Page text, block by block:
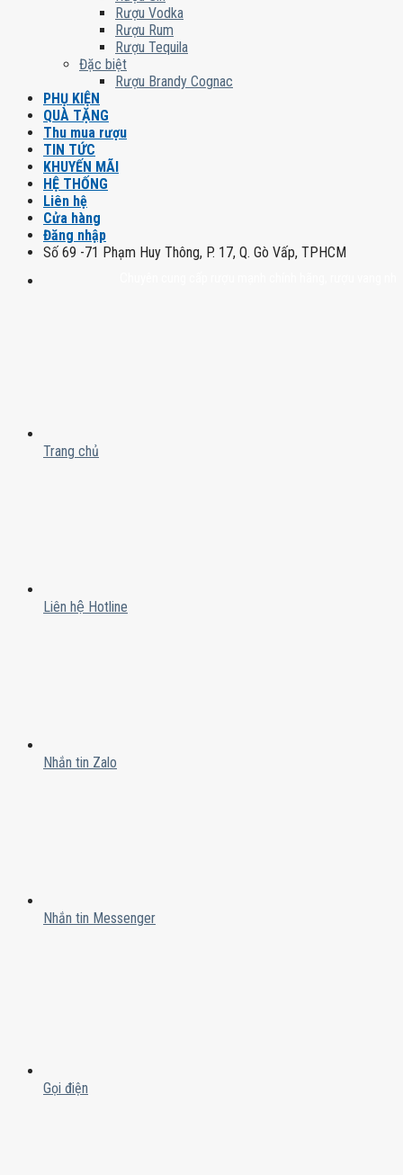
Rượu Vodka
Rượu Rum
Rượu Tequila
Đặc biệt
Rượu Brandy Cognac
PHỤ KIỆN
QUÀ TẶNG
Thu mua rượu
TIN TỨC
KHUYẾN MÃI
HỆ THỐNG
Liên hệ
Cửa hàng
Đăng nhập
Số 69 -71 Phạm Huy Thông, P. 17, Q. Gò Vấp, TPHCM
Trang chủ
Liên hệ Hotline
Nhắn tin Zalo
Nhắn tin Messenger
Gọi điện